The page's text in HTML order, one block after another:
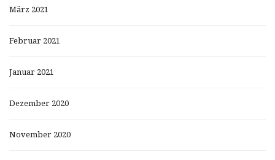
März 2021
Februar 2021
Januar 2021
Dezember 2020
November 2020